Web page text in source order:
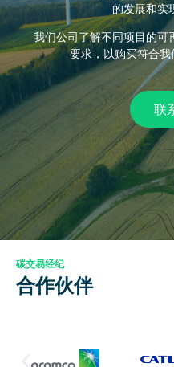
的发展和实
我们公司了解不同项目的可
要求，以购买符合我
联
碳交易经纪
合作伙伴